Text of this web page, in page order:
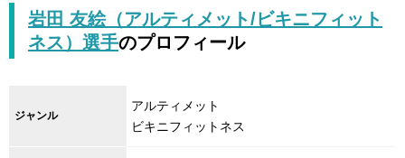
岩田 友絵（アルティメット/ビキニフィット
ネス）選手のプロフィール
ジャンル
アルティメット
ビキニフィットネス